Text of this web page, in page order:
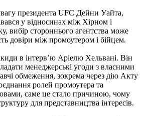
президента UFC Дейни Уайта,
у відносинах між Хірном і
вибір стороннього агентства може
довіри між промоутером і бійцем.
в інтерв’ю Аріелю Хельвані. Він
менеджерські угоди з власними
обмеження, зокрема через дію Акту
ролей промоутера та
саме це стало причиною, чому
для представництва інтересів.